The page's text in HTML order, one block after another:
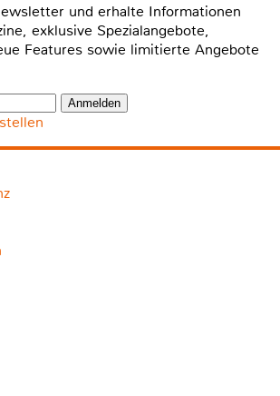
und erhalte Informationen
exklusive Spezialangebote,
Features sowie limitierte Angebote